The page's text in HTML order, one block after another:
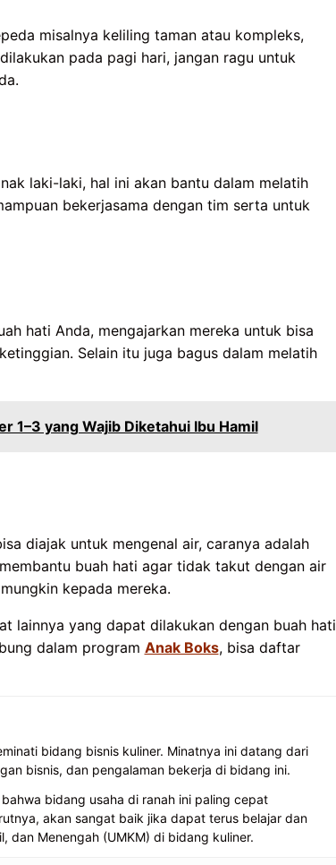
misalnya keliling taman atau kompleks,
pada pagi hari, jangan ragu untuk
laki-laki, hal ini akan bantu dalam melatih
bekerjasama dengan tim serta untuk
hati Anda, mengajarkan mereka untuk bisa
Selain itu juga bagus dalam melatih
1–3 yang Wajib Diketahui Ibu Hamil
diajak untuk mengenal air, caranya adalah
buah hati agar tidak takut dengan air
kepada mereka.
lainnya yang dapat dilakukan dengan buah hati
dalam program Anak Boks, bisa daftar
bidang bisnis kuliner. Minatnya ini datang dari
bisnis, dan pengalaman bekerja di bidang ini.
bidang usaha di ranah ini paling cepat
akan sangat baik jika dapat terus belajar dan
dan Menengah (UMKM) di bidang kuliner.